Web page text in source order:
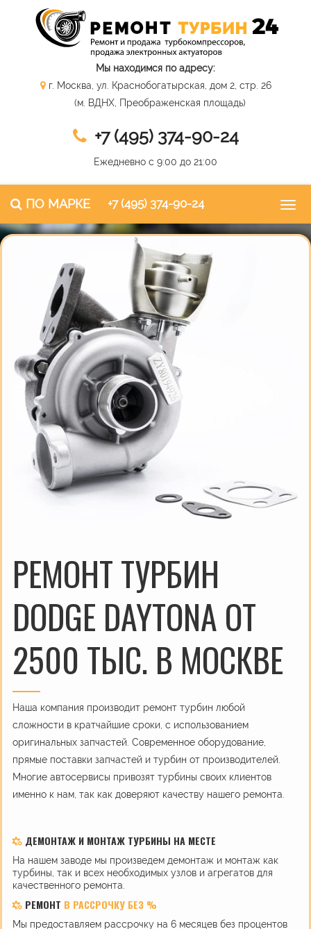
Мы находимся по адресу:
г. Москва, ул. Краснобогатырская, дом 2, стр. 26
(м. ВДНХ, Преображенская площадь)
+7 (495) 374-90-24
Ежедневно с 9:00 до 21:00
ПО МАРКЕ +7 (495) 374-90-24
РЕМОНТ ТУРБИН
DODGE DAYTONA ОТ
2500 ТЫС. В МОСКВЕ
Наша компания производит ремонт турбин любой
сложности в кратчайшие сроки, с использованием
оригинальных запчастей. Современное оборудование,
прямые поставки запчастей и турбин от производителей.
Многие автосервисы привозят турбины своих клиентов
именно к нам, так как доверяют качеству нашего ремонта.
ДЕМОНТАЖ И МОНТАЖ ТУРБИНЫ НА МЕСТЕ
На нашем заводе мы произведем демонтаж и монтаж как
турбины, так и всех необходимых узлов и агрегатов для
качественного ремонта.
РЕМОНТ В РАССРОЧКУ БЕЗ %
Мы предоставляем рассрочку на 6 месяцев без процентов